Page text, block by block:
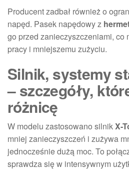
Producent zadbał również o
napęd. Pasek napędowy z
go przed zanieczyszczeniami, co
pracy i mniejszemu zużyciu.
Silnik, systemy
– szczegóły,
różnicę
W modelu zastosowano silnikX-
mniej zanieczyszczeń i zużywa
jednocześnie dużą moc. To
sprawdza się w intensywnym